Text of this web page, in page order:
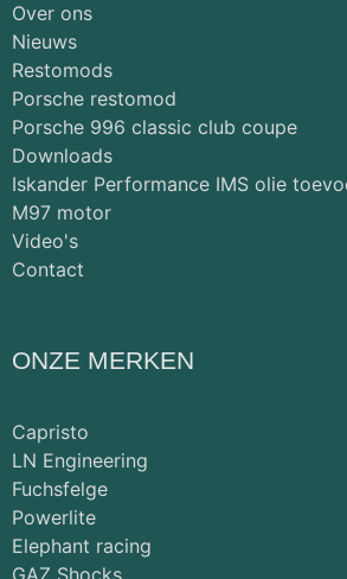
Over ons
Nieuws
Restomods
Porsche restomod
Porsche 996 classic club coupe
Downloads
Iskander Performance IMS olie
M97 motor
Video's
Contact
ONZE MERKEN
Capristo
LN Engineering
Fuchsfelge
Powerlite
Elephant racing